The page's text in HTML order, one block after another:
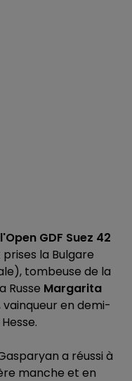
GDF Suez 42
la Bulgare
tombeuse de la
Russe Margarita
en demi-
a réussi à
manche et en